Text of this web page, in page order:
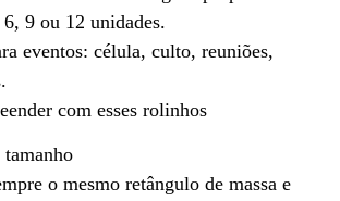
9 ou 12 unidades.
eventos: célula, culto, reuniões,
com esses rolinhos
o mesmo retângulo de massa e